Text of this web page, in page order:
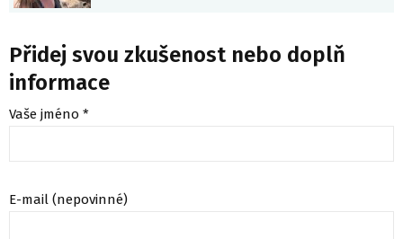
Přidej svou zkušenost nebo doplň
informace
Vaše jméno *
E-mail (nepovinné)